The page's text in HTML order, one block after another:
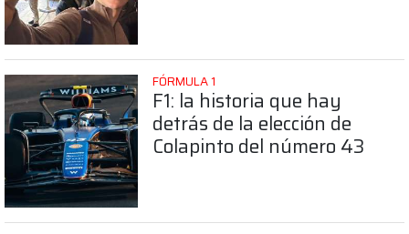
FÓRMULA 1
F1: la historia que hay
detrás de la elección de
Colapinto del número 43